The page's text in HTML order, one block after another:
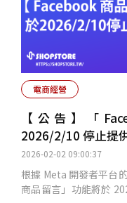
電商經營
2026-02-02 09:00:37
【公告】「
2026/2/10 停止提
根據 Meta 開發者平台
商品留言」功能將於 2026/